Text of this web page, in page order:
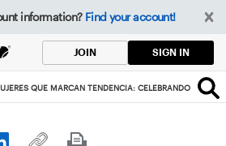
information? Find your account!
JOIN SIGN IN
QUE MARCAN TENDENCIA: CELEBRANDO A LAS